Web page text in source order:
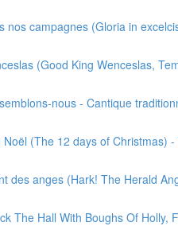
nos campagnes (Gloria in
(Good King Wenceslas,
nous - Cantique
(The 12 days of Christmas)
des anges (Hark! The Herald
The Hall With Boughs Of Holly,